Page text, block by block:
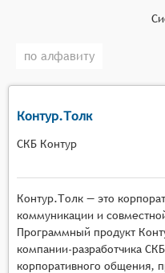
режиме реального
для систем. Для того,
на рынке платформ
конференций,
Масштабируемая
поддержкой
подключения
адаптивным
по алфавиту
Контур.Толк
СКБ Контур
Контур.Толк — это
коммуникации и
Программный продукт
компании-разработчика
корпоративного общения,